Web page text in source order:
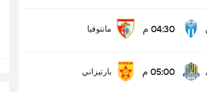
04:30 م مانتوفيا
05:00 م بارتيزاني